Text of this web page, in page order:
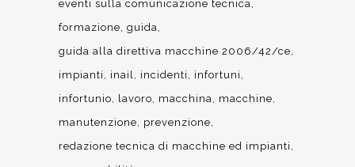
eventi sulla comunicazione tecnica
formazione guida
guida alla direttiva macchine 2006/42/ce
impianti
inail incidenti
infortuni
infortunio
lavoro macchina
macchine
manutenzione
prevenzione
redazione tecnica di macchine ed impianti